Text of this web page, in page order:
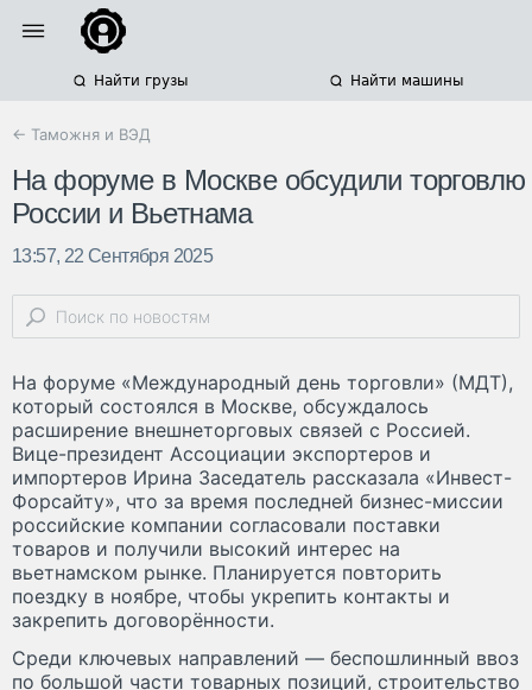
Найти грузы Найти машины
← Таможня и ВЭД
На форуме в Москве обсудили торговлю
России и Вьетнама
13:57, 22 Сентября 2025
На форуме «Международный день торговли» (МДТ),
который состоялся в Москве, обсуждалось
расширение внешнеторговых связей с Россией.
Вице-президент Ассоциации экспортеров и
импортеров Ирина Заседатель рассказала «Инвест-
Форсайту», что за время последней бизнес-миссии
российские компании согласовали поставки
товаров и получили высокий интерес на
вьетнамском рынке. Планируется повторить
поездку в ноябре, чтобы укрепить контакты и
закрепить договорённости.
Среди ключевых направлений — беспошлинный ввоз
по большой части товарных позиций, строительство